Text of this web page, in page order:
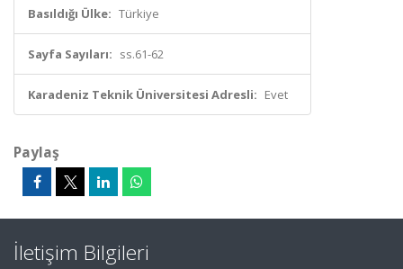
Basıldığı Ülke: Türkiye
Sayfa Sayıları: ss.61-62
Karadeniz Teknik Üniversitesi Adresli: Evet
Paylaş
İletişim Bilgileri